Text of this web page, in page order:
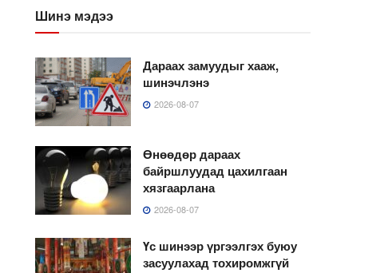
Шинэ мэдээ
Дараах замуудыг хааж,
шинэчлэнэ
2026-08-07
Өнөөдөр дараах
байршлуудад цахилгаан
хязгаарлана
2026-08-07
Үс шинээр үргээлгэх буюу
засуулахад тохиромжгүй